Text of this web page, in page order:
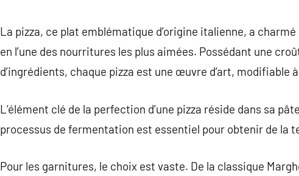
La pizza, ce plat emblématique d’origine italienne, a
en l’une des nourritures les plus aimées. Possédant une
d’ingrédients, chaque pizza est une œuvre d’art, modifiable
L’élément clé de la perfection d’une pizza réside dans sa
processus de fermentation est essentiel pour obtenir de la
Pour les garnitures, le choix est vaste. De la classique